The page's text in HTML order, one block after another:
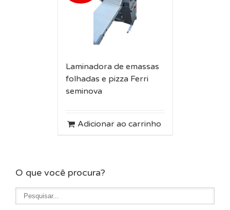
Laminadora de emassas
folhadas e pizza Ferri
seminova
Adicionar ao carrinho
O que você procura?